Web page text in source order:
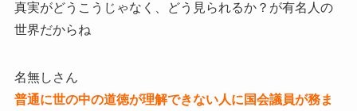
真実がどうこうじゃなく、どう見られるか？が有名人の
世界だからね
名無しさん
普通に世の中の道徳が理解できない人に国会議員が務ま